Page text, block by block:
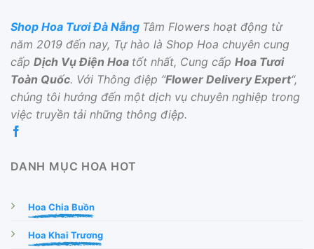
Shop Hoa Tươi Đà Nẵng Tâm Flowers hoạt động từ
năm 2019 đến nay, Tự hào là Shop Hoa chuyên cung
cấp Dịch Vụ Điện Hoa tốt nhất, Cung cấp Hoa Tươi
Toàn Quốc. Với Thông điệp “Flower Delivery Expert“,
chúng tôi hướng đến một dịch vụ chuyên nghiệp trong
việc truyền tải những thông điệp.
DANH MỤC HOA HOT
Hoa Chia Buồn
Hoa Khai Trương